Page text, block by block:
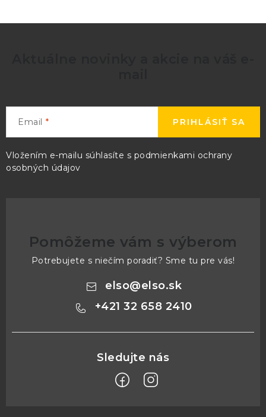
Email
Vložením e-mailu súhlasíte s podmienkami ochrany
osobných údajov
PRIHLÁSIŤ SA
Pomôžeme vám s výberom
Potrebujete s niečím poradiť? Sme tu pre vás!
elso@elso.sk
+421 32 658 2410